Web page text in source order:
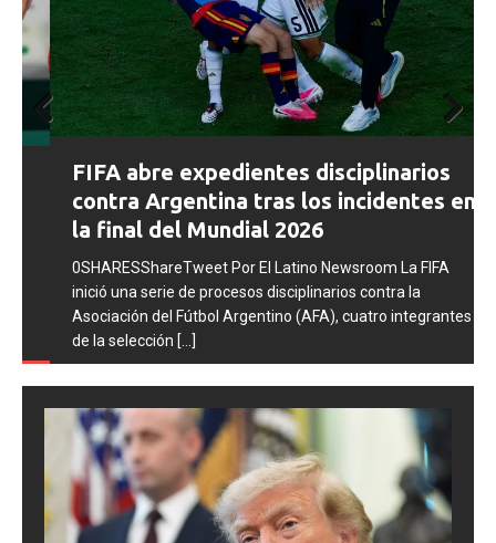
FIFA abre expedientes disciplinarios
contra Argentina tras los incidentes en
la final del Mundial 2026
0SHARESShareTweet Por El Latino Newsroom La FIFA
inició una serie de procesos disciplinarios contra la
Asociación del Fútbol Argentino (AFA), cuatro integrantes
de la selección[...]
Prev